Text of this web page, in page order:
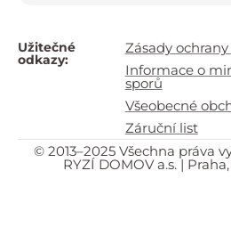
Užitečné
odkazy:
Zásady
Informace o
sporů
Všeobecné
Záruční list
© 2013–2025 Všechna práva
RYZÍ DOMOV a.s. |